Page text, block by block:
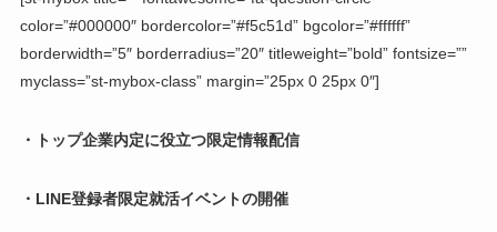
color=”#000000″ bordercolor=”#f5c51d” bgcolor=”#ffffff”
borderwidth=”5″ borderradius=”20″ titleweight=”bold” fontsize=””
myclass=”st-mybox-class” margin=”25px 0 25px 0″]
・トップ企業内定に役立つ限定情報配信
・LINE登録者限定就活イベントの開催